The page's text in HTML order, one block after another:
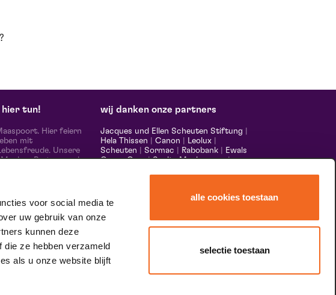
voor social media te
uw gebruik van onze
kunnen deze
die ze hebben verzameld
als u onze website blijft
alle cookies toestaan
selectie toestaan
hier tun!
Hier feiern
mit
Unsere
Partner und
Dot Award Brands &
2024 in der
Design &
wij danken onze partners
Jacques und Ellen Scheuten Stiftung
Hela Thissen
Canon Leolux
Scheuten
Sormac Rabobank
Ewals
Cargo Care|Scelta Mushrooms|
speciale dank aan